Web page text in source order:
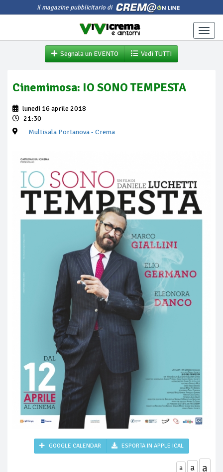
il magazine pubblicitario di
Toggle
Segnala un EVENTO
Vedi TUTTI
Cinemimosa: IO SONO TEMPESTA
lunedì 16 aprile 2018
21:30
Multisala Portanova- Crema
GOOGLE CALENDAR ESPORTA IN APPLE ICAL
a a a